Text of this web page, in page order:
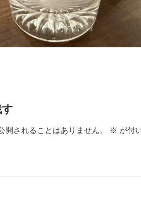
開されることはありません。 ※ が付